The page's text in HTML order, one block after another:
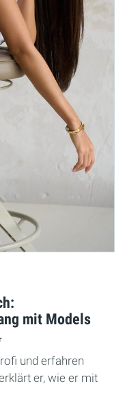
mit Models
und erfahren
er, wie er mit